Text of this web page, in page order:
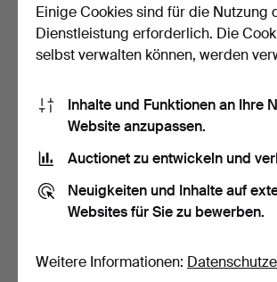
Gebotsverlauf
A 6. Mai, 15:30
6. Mai, 15:30
6. Mai, 15:30
Alle 10 Gebote anzeigen
Beschreibung
Einige Cookies sind für die Nutzung
Dienstleistung erforderlich. Die
selbst verwalten können, werden
Inhalte und Funktionen an Ihre
Website anzupassen.
Auctionet zu entwickeln und
Neuigkeiten und Inhalte auf
Websites für Sie zu bewerben.
Weitere Informationen: